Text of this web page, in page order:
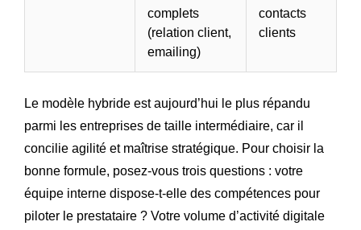
complets
(relation client,
emailing)
contacts
clients
Le modèle hybride est aujourd’hui le plus répandu
parmi les entreprises de taille intermédiaire, car il
concilie agilité et maîtrise stratégique. Pour choisir la
bonne formule, posez-vous trois questions : votre
équipe interne dispose-t-elle des compétences pour
piloter le prestataire ? Votre volume d’activité digitale